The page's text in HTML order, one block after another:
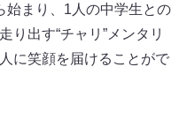
始まり、1人の中学生との
り出す“チャリ”メンタリ
に笑顔を届けることがで